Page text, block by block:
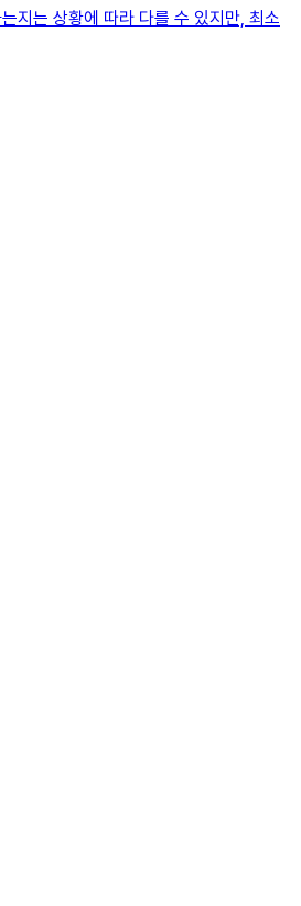
지는 상황에 따라 다를 수 있지만, 최소